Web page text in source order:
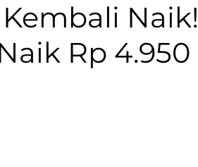
Naik!
Rp 4.950